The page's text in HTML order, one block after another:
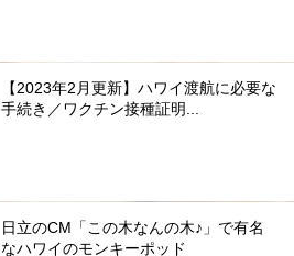
【2023年2月更新】ハワイ渡航に必要な
手続き／ワクチン接種証明...
日立のCM「この木なんの木♪」で有名
なハワイのモンキーポッド